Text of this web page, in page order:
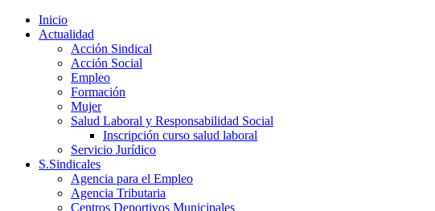
Inicio
Actualidad
Acción Sindical
Acción Social
Empleo
Formación
Mujer
Salud Laboral y Responsabilidad Social
Inscripción curso salud laboral
Servicio Jurídico
S.Sindicales
Agencia para el Empleo
Agencia Tributaria
Centros Deportivos Municipales